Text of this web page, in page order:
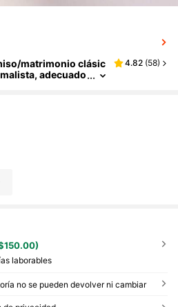
matrimonio clásic
adecuado
4.82 (58)
laborables
no se pueden devolver ni cambiar